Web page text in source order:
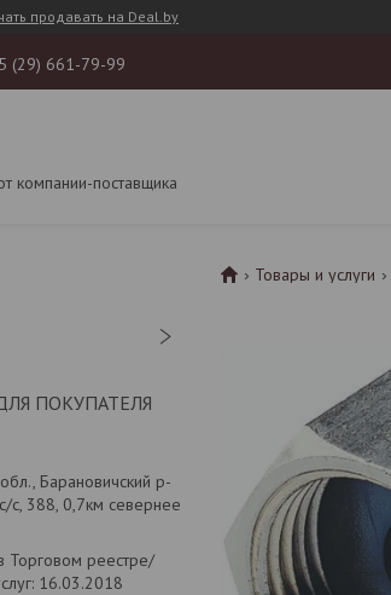
продавать на Deal.by
(29) 661-79-99
компании-поставщика
ПОКУПАТЕЛЯ
Барановичский р-
с, 388, 0,7км севернее
Торговом реестре/
16.03.2018
Товары и услуги